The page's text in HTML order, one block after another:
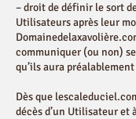
– droit de définir le sort
Utilisateurs après leur
communiquer (ou non)
qu’ils aura
Dès que
décès d’un Utilisateur et